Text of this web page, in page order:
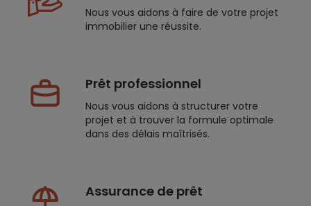
Nous vous aidons à faire de votre projet
immobilier une réussite.
Prêt professionnel
Nous vous aidons à structurer votre
projet et à trouver la formule optimale
dans des délais maîtrisés.
Assurance de prêt